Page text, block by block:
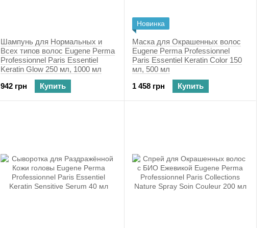
Шампунь для Нормальных и
Всех типов волос Eugene Perma
Professionnel Paris Essentiel
Keratin Glow 250 мл, 1000 мл
942 грн
Купить
Новинка
Маска для Окрашенных волос
Eugene Perma Professionnel
Paris Essentiel Keratin Color 150
мл, 500 мл
1 458 грн
Купить